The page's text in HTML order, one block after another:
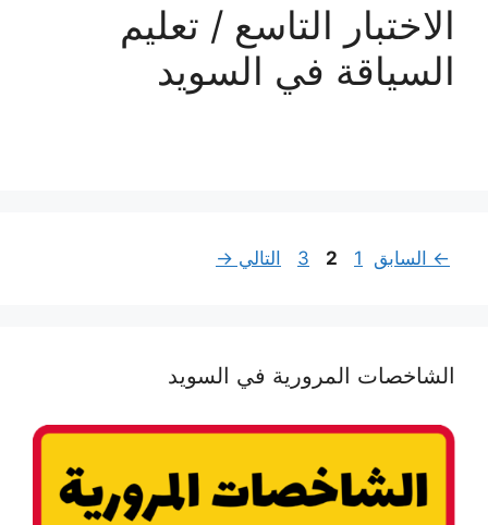
الاختبار التاسع / تعليم
السياقة في السويد
← السابق Page
1
Page
2
Page
3 التالي →
الشاخصات المرورية في السويد